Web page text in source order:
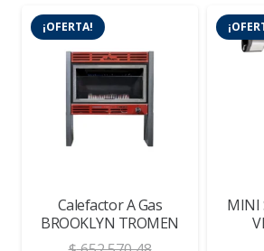
¡OFERTA!
Calefactor A Gas
BROOKLYN TROMEN
MINI